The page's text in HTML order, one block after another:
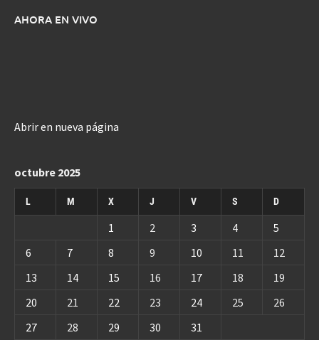
AHORA EN VIVO
Abrir en nueva página
octubre 2025
L M X J V S D
1 2 3 4
5
6
7 8 9 10 11
12
13
14 15 16 17 18
19
20
21 22 23 24 25
26
27
28 29 30 31